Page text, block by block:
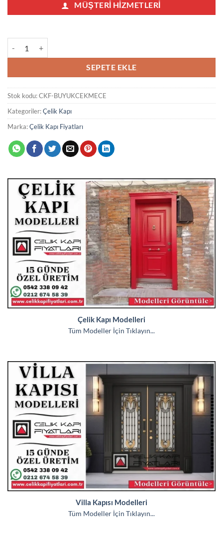
MÜŞTERI HIZMETLERI
SEPETE EKLE
Stok kodu:CKF-BUYUKCEKMECE
Kategoriler:Çelik Kapı
Marka:Çelik Kapı Fiyatları
Çelik Kapı Modelleri
Tüm Modeller İçin Tıklayın...
Villa Kapısı Modelleri
Tüm Modeller İçin Tıklayın...